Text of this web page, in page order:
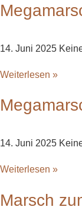
14. Juni 2025
Weiterlesen »
14. Juni 2025
Weiterlesen »
Marsch